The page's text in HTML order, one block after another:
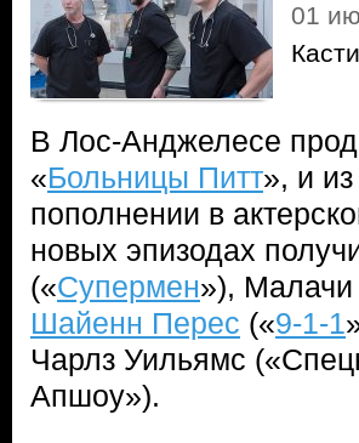
01
В Лос-Анджелесе
«Больницы Питт», и
пополнении в
новых эпизодах
(«Супермен»),
Шайенн Перес («9-1-1
Чарлз Уильямс
Апшоу»).